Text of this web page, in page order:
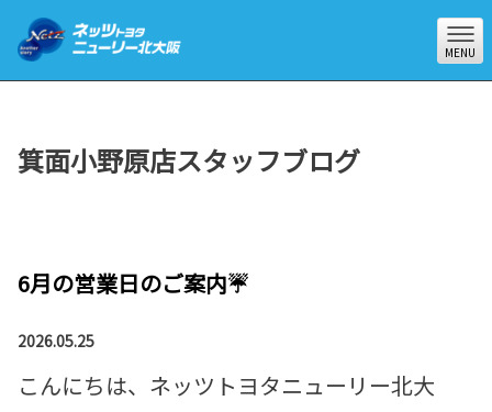
MENU
箕面小野原店スタッフブログ
6月の営業日のご案内☔
2026.05.25
こんにちは、ネッツトヨタニューリー北大